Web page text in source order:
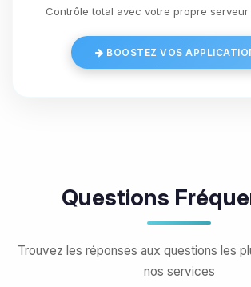
Contrôle total avec votre propre serveur
BOOSTEZ VOS
Questions
Trouvez les réponses aux questions les
nos services